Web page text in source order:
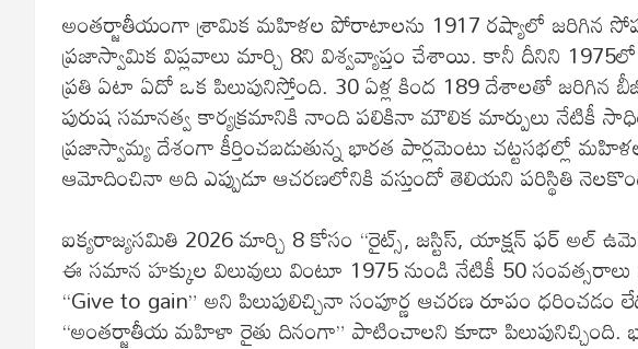
అంతర్జాతీయంగా శ్రామిక మహిళల పోరాటాలను 1917 రష్యాలో జరిగిన
ప్రజాస్వామిక విప్లవాలు మార్చి 8ని విశ్వవ్యాప్తం చేశాయి. కానీ దీనిని 1975లో
ప్రతి ఏటా ఏదో ఒక పిలుపునిస్తోంది. 30 ఏళ్ల కింద 189 దేశాలతో జరిగిన
పురుష సమానత్వ కార్యక్రమానికి నాంది పలికినా మౌలిక మార్పులు నేటికీ
ప్రజాస్వామ్య దేశంగా కీర్తించబడుతున్న భారత పార్లమెంటు చట్టసభల్లో
ఆమోదించినా అది ఎప్పుడూ ఆచరణలోనికి వస్తుందో తెలియని పరిస్థితి
ఐక్యరాజ్యసమితి 2026 మార్చి 8 కోసం “రైట్స్, జస్టిస్, యాక్షన్ ఫర్ అల్
ఈ సమాన హక్కుల విలువులు వింటూ 1975 నుండి నేటికీ 50
“Give to gain” అని పిలుపులిచ్చినా సంపూర్ణ ఆచరణ రూపం ధరించడం
“అంతర్జాతీయ మహిళా రైతు దినంగా” పాటించాలని కూడా పిలుపునిచ్చింది.